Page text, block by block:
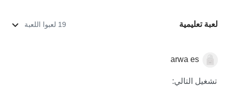
لعبة تعليمية 19 لعبوا اللعبة
مجال التخصص
arwa es
تشغيل التالي: